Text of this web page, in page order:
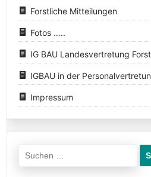
Forstliche Mitteilungen
Fotos …..
IG BAU Landesvertretung
IGBAU in der
Impressum
nach: